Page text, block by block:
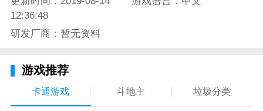
游戏的世界观非常完整，武功绝学收藏也比较丰富，还
有自动挂机功能，是一款耐玩性很高的武侠经营手游。
12:36:48
研发厂商：暂无资料
游戏推荐
卡通游戏 斗地主 垃圾分类